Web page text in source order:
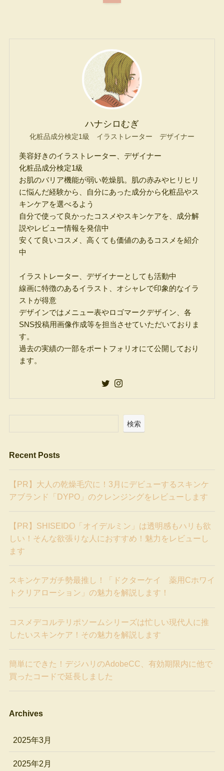
ハナシロむぎ
化粧品成分検定1級 イラストレーター デザイナー
美容好きのイラストレーター、デザイナー
化粧品成分検定1級
お肌のバリア機能が弱い乾燥肌。肌の赤みやヒリヒリ
に悩んだ経験から、自分にあった成分から化粧品やス
キンケアを選べるよう
自分で使って良かったコスメやスキンケアを、成分解
説やレビュー情報を発信中
安くて良いコスメ、高くても価値のあるコスメを紹介
中
イラストレーター、デザイナーとしても活動中
線画に特徴のあるイラスト、オシャレで印象的なイラ
ストが得意
デザインではメニュー表やロゴマークデザイン、各
SNS投稿用画像作成等を担当させていただいておりま
す。
過去の実績の一部をポートフォリオにて公開しており
ます。
検索
Recent Posts
【PR】大人の乾燥毛穴に！3月にデビューするスキンケ
アブランド「DYPO」のクレンジングをレビューします
【PR】SHISEIDO「オイデルミン」は透明感もハリも欲
しい！そんな欲張りな人におすすめ！魅力をレビューし
ます
スキンケアガチ勢最推し！「ドクターケイ 薬用Cホワイ
トクリアローション」の魅力を解説します！
コスメデコルテリポソームシリーズは忙しい現代人に推
したいスキンケア！その魅力を解説します
簡単にできた！デジハリのAdobeCC、有効期限内に他で
買ったコードで延長しました
Archives
2025年3月
2025年2月